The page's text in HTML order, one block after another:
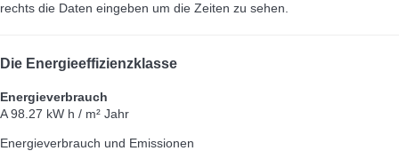
rechts die Daten eingeben um die Zeiten zu sehen.
Die Energieeffizienzklasse
Energieverbrauch
A 98.27 kW h / m² Jahr
Energieverbrauch und Emissionen